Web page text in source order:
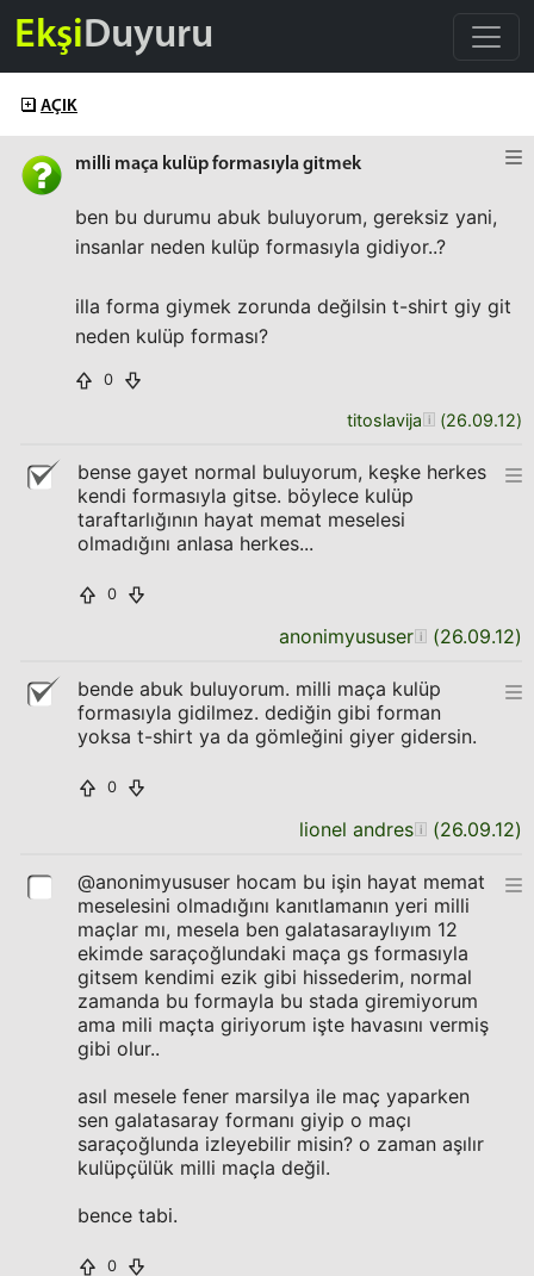
EkşiDuyuru
AÇIK
milli maça kulüp formasıyla gitmek
ben bu durumu abuk buluyorum, gereksiz yani,
insanlar neden kulüp formasıyla gidiyor..?
illa forma giymek zorunda değilsin t-shirt giy git
neden kulüp forması?
0
titoslavija (26.09.12)
bense gayet normal buluyorum, keşke herkes
kendi formasıyla gitse. böylece kulüp
taraftarlığının hayat memat meselesi
olmadığını anlasa herkes...
0
anonimyususer (26.09.12)
bende abuk buluyorum. milli maça kulüp
formasıyla gidilmez. dediğin gibi forman
yoksa t-shirt ya da gömleğini giyer gidersin.
0
lionel andres (26.09.12)
@anonimyususer hocam bu işin hayat memat
meselesini olmadığını kanıtlamanın yeri milli
maçlar mı, mesela ben galatasaraylıyım 12
ekimde saraçoğlundaki maça gs formasıyla
gitsem kendimi ezik gibi hissederim, normal
zamanda bu formayla bu stada giremiyorum
ama mili maçta giriyorum işte havasını vermiş
gibi olur..
asıl mesele fener marsilya ile maç yaparken
sen galatasaray formanı giyip o maçı
saraçoğlunda izleyebilir misin? o zaman aşılır
kulüpçülük milli maçla değil.
bence tabi.
0